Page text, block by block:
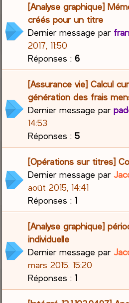
[Analyse graphique]
créés pour un titre
Dernier message par
2017, 11:50
Réponses :6
[Assurance vie] Calcul
génération des frais
Dernier message par
14:53
Réponses :5
[Opérations sur titres]
Dernier message par
août 2015, 14:41
Réponses :1
[Analyse graphique]
individuelle
Dernier message par
mars 2015, 15:20
Réponses :1